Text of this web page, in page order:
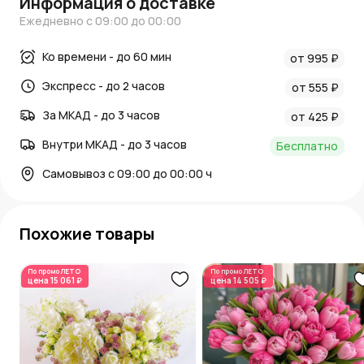
Ежедневно с 09:00 до 00:00
Ко времени - до 60 мин
от 995 ₽
Экспресс - до 2 часов
от 555 ₽
За МКАД - до 3 часов
от 425 ₽
Внутри МКАД - до 3 часов
Бесплатно
Самовывоз с 09:00 до 00:00 ч
Похожие товары
По промоЛЕТО
цена 15 061 ₽
По промоЛЕТО
цена 14 505 ₽